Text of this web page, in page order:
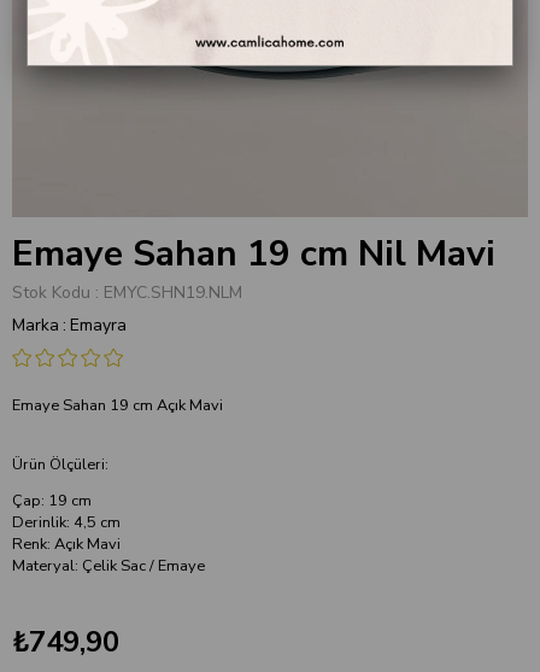
Emaye Sahan 19 cm Nil Mavi
Stok Kodu
EMYC.SHN19.NLM
Marka : Emayra
Emaye Sahan 19 cm Açık Mavi
Ürün Ölçüleri:
Çap: 19 cm
Derinlik: 4,5 cm
Renk: Açık Mavi
Materyal: Çelik Sac / Emaye
₺749,90